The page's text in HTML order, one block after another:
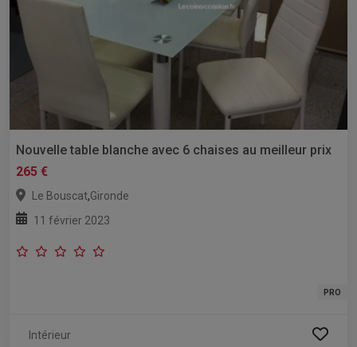
Nouvelle table blanche avec 6 chaises au meilleur prix
265 €
Le Bouscat,Gironde
11 février 2023
PRO
Intérieur